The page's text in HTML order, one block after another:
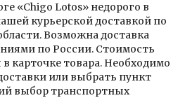
«Chigo Lotos» недорого в
курьерской доставкой по
Возможна доставка
по России. Стоимость
карточке товара. Необходимо
или выбрать пункт
выбор транспортных